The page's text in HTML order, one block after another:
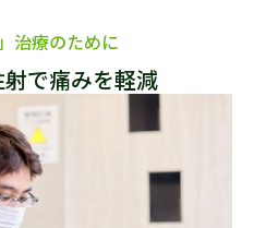
治療のために
で痛みを軽減